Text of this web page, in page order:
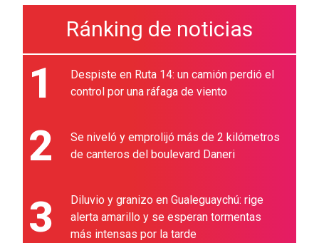
Ránking de noticias
1
Despiste en Ruta 14: un camión perdió el
control por una ráfaga de viento
2
Se niveló y emprolijó más de 2 kilómetros
de canteros del boulevard Daneri
3
Diluvio y granizo en Gualeguaychú: rige
alerta amarillo y se esperan tormentas
más intensas por la tarde